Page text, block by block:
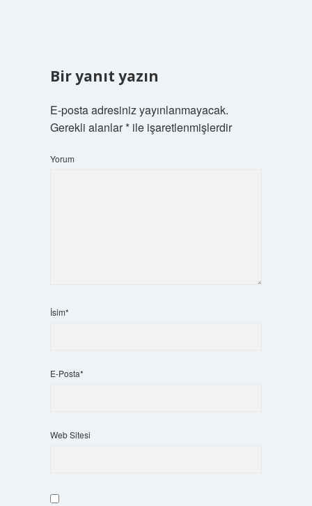
Bir yanıt yazın
E-posta adresiniz yayınlanmayacak.
Gerekli alanlar*ile işaretlenmişlerdir
Yorum
İsim*
E-Posta*
Web Sitesi